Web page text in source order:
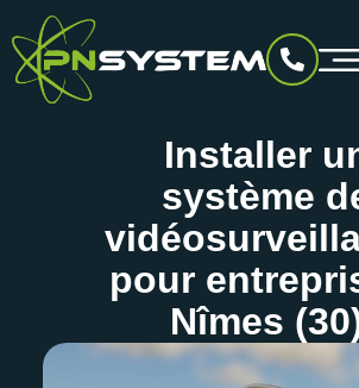
Installer
système
pour
Nîmes